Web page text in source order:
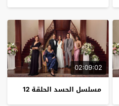
02:09:02
مسلسل الحسد الحلقة 12